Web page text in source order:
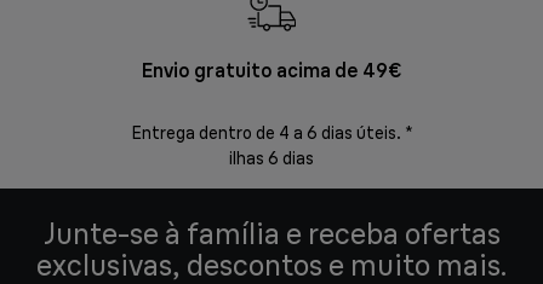
Envio gratuito acima de 49€
Entrega dentro de 4 a 6 dias úteis. *
ilhas 6 dias
Junte-se à família e receba ofertas
exclusivas, descontos e muito mais.